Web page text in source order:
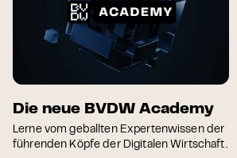
Die neue BVDW Academy
Lerne vom geballten Expertenwissen der
führenden Köpfe der Digitalen Wirtschaft.